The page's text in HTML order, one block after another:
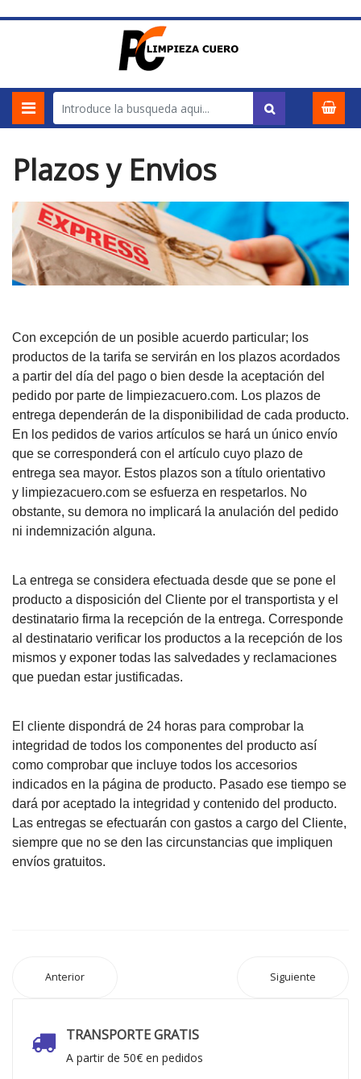
Plazos y Envios
Con excepción de un posible acuerdo particular; los
productos de la tarifa se servirán en los plazos acordados
a partir del día del pago o bien desde la aceptación del
pedido por parte de limpiezacuero.com. Los plazos de
entrega dependerán de la disponibilidad de cada producto.
En los pedidos de varios artículos se hará un único envío
que se corresponderá con el artículo cuyo plazo de
entrega sea mayor. Estos plazos son a título orientativo
y limpiezacuero.com se esfuerza en respetarlos. No
obstante, su demora no implicará la anulación del pedido
ni indemnización alguna.
La entrega se considera efectuada desde que se pone el
producto a disposición del Cliente por el transportista y el
destinatario firma la recepción de la entrega. Corresponde
al destinatario verificar los productos a la recepción de los
mismos y exponer todas las salvedades y reclamaciones
que puedan estar justificadas.
El cliente dispondrá de 24 horas para comprobar la
integridad de todos los componentes del producto así
como comprobar que incluye todos los accesorios
indicados en la página de producto. Pasado ese tiempo se
dará por aceptado la integridad y contenido del producto.
Las entregas se efectuarán con gastos a cargo del Cliente,
siempre que no se den las circunstancias que impliquen
envíos gratuitos.
Anterior Siguiente
TRANSPORTE GRATIS
A partir de 50€ en pedidos